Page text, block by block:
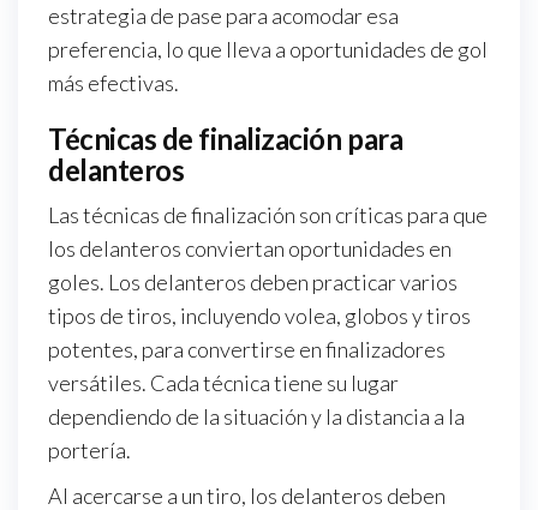
estrategia de pase para acomodar esa
preferencia, lo que lleva a oportunidades de gol
más efectivas.
Técnicas de finalización para
delanteros
Las técnicas de finalización son críticas para que
los delanteros conviertan oportunidades en
goles. Los delanteros deben practicar varios
tipos de tiros, incluyendo volea, globos y tiros
potentes, para convertirse en finalizadores
versátiles. Cada técnica tiene su lugar
dependiendo de la situación y la distancia a la
portería.
Al acercarse a un tiro, los delanteros deben